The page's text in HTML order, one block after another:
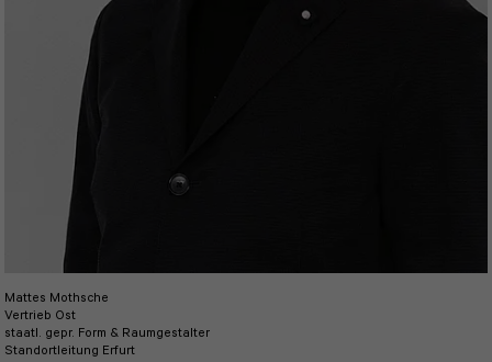
Mattes Mothsche
Vertrieb Ost
staatl. gepr. Form & Raumgestalter
Standortleitung Erfurt